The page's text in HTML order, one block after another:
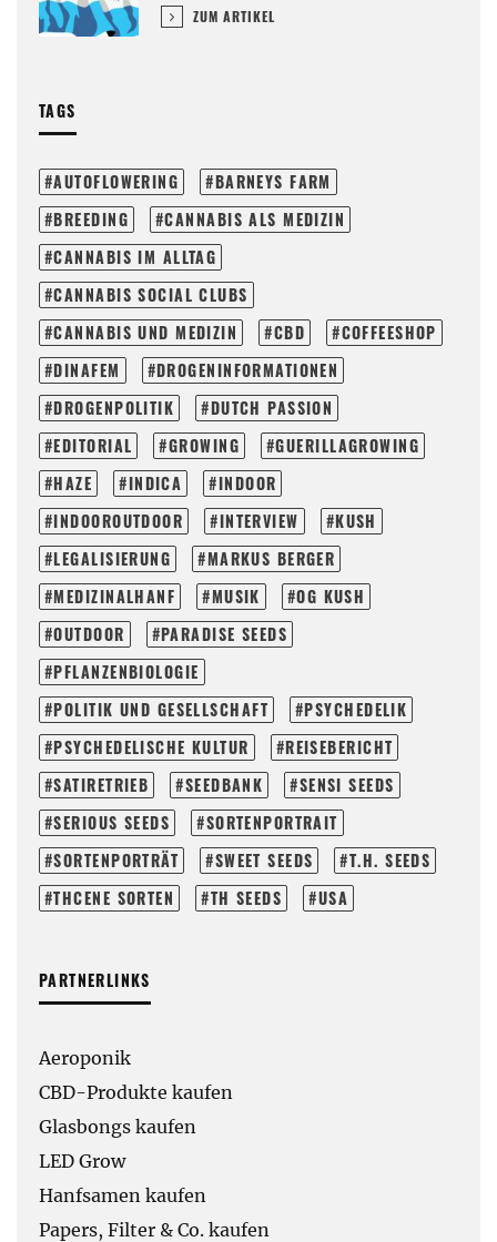
ZUM ARTIKEL
TAGS
AUTOFLOWERING
BARNEYS FARM
BREEDING
CANNABIS ALS MEDIZIN
CANNABIS IM ALLTAG
CANNABIS SOCIAL CLUBS
CANNABIS UND MEDIZIN
CBD
COFFEESHOP
DINAFEM
DROGENINFORMATIONEN
DROGENPOLITIK
DUTCH PASSION
EDITORIAL
GROWING
GUERILLAGROWING
HAZE
INDICA
INDOOR
INDOOROUTDOOR
INTERVIEW
KUSH
LEGALISIERUNG
MARKUS BERGER
MEDIZINALHANF
MUSIK
OG KUSH
OUTDOOR
PARADISE SEEDS
PFLANZENBIOLOGIE
POLITIK UND GESELLSCHAFT
PSYCHEDELIK
PSYCHEDELISCHE KULTUR
REISEBERICHT
SATIRETRIEB
SEEDBANK
SENSI SEEDS
SERIOUS SEEDS
SORTENPORTRAIT
SORTENPORTRÄT
SWEET SEEDS
T.H. SEEDS
THCENE SORTEN
TH SEEDS USA
PARTNERLINKS
Aeroponik
CBD-Produkte kaufen
Glasbongs kaufen
LED Grow
Hanfsamen kaufen
Papers, Filter & Co. kaufen